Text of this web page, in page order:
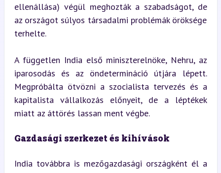
ellenállása) végül meghozták a szabadságot, de
az országot súlyos társadalmi problémák öröksége
terhelte.
A független India első miniszterelnöke, Nehru, az
iparosodás és az öndetermináció útjára lépett.
Megpróbálta ötvözni a szocialista tervezés és a
kapitalista vállalkozás előnyeit, de a léptékek
miatt az áttörés lassan ment végbe.
Gazdasági szerkezet és kihívások
India továbbra is mezőgazdasági országként él a